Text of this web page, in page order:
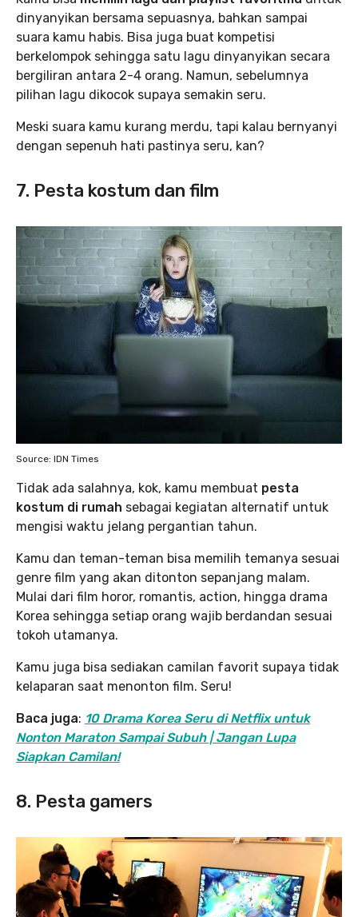
dinyanyikan bersama sepuasnya, bahkan sampai
suara kamu habis. Bisa juga buat kompetisi
berkelompok sehingga satu lagu dinyanyikan secara
bergiliran antara 2-4 orang. Namun, sebelumnya
pilihan lagu dikocok supaya semakin seru.
Meski suara kamu kurang merdu, tapi kalau bernyanyi
dengan sepenuh hati pastinya seru, kan?
7. Pesta kostum dan film
Source: IDN Times
Tidak ada salahnya, kok, kamu membuat pesta
kostum di rumah sebagai kegiatan alternatif untuk
mengisi waktu jelang pergantian tahun.
Kamu dan teman-teman bisa memilih temanya sesuai
genre film yang akan ditonton sepanjang malam.
Mulai dari film horor, romantis, action, hingga drama
Korea sehingga setiap orang wajib berdandan sesuai
tokoh utamanya.
Kamu juga bisa sediakan camilan favorit supaya tidak
kelaparan saat menonton film. Seru!
Baca juga: 10 Drama Korea Seru di Netflix untuk
Nonton Maraton Sampai Subuh | Jangan Lupa
Siapkan Camilan!
8. Pesta gamers